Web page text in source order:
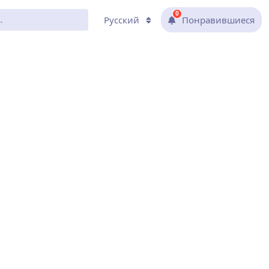
Русский
0
Понравившиеся